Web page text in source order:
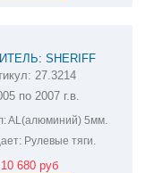
SHERIFF
РУЛЕВЫХ ТЯГ УАЗ
27.3214
27.3214
по 2007 г.в.
AL(алюминий) 5мм.
Рулевые тяги.
10 680 руб